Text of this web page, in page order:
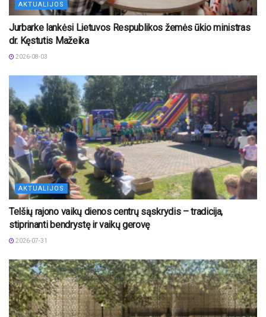
AKTUALIJOS
Jurbarke lankėsi Lietuvos Respublikos žemės ūkio ministras
dr. Kęstutis Mažeika
2026-08-03
AKTUALIJOS
Telšių rajono vaikų dienos centrų sąskrydis – tradicija,
stiprinanti bendrystę ir vaikų gerovę
2026-07-31